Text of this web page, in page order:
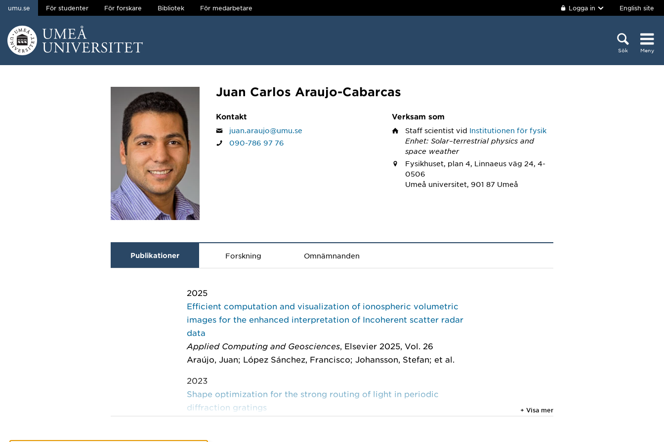
Hoppa direkt till innehållet
umu.se För studenter För forskare Bibliotek För medarbetare Logga in English site
Sök Meny
Juan Carlos Araujo-Cabarcas
Kontakt
juan.araujo@umu.se
090-786 97 76
Verksam som
Staff scientist vid Institutionen för fysik
Enhet: Solar–terrestrial physics and
space weather
Fysikhuset, plan 4, Linnaeus väg 24, 4-
0506
Umeå universitet, 901 87 Umeå
Publikationer Forskning Omnämnanden
2025
Efficient computation and visualization of ionospheric volumetric
images for the enhanced interpretation of Incoherent scatter radar
data
Applied Computing and Geosciences, Elsevier 2025, Vol. 26
Araújo, Juan; López Sánchez, Francisco; Johansson, Stefan; et al.
2023
Shape optimization for the strong routing of light in periodic
diffraction gratings
+ Visa mer